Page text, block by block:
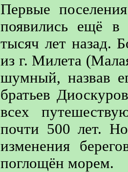
Первые
появились ещё в
тысяч лет назад.
из г. Милета
шумный, назвав
братьев
всех
почти 500 лет.
изменения
поглощён морем.